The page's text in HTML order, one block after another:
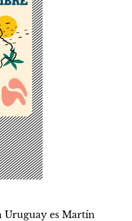
Uruguay es Martín